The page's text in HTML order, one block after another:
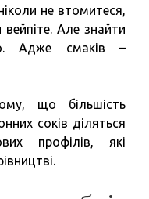
не втомитеся,
Але знайти
Адже смаків –
що більшість
соків діляться
профілів, які